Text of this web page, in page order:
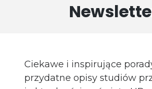
Ciekawe i inspirujące
przydatne opisy studiów